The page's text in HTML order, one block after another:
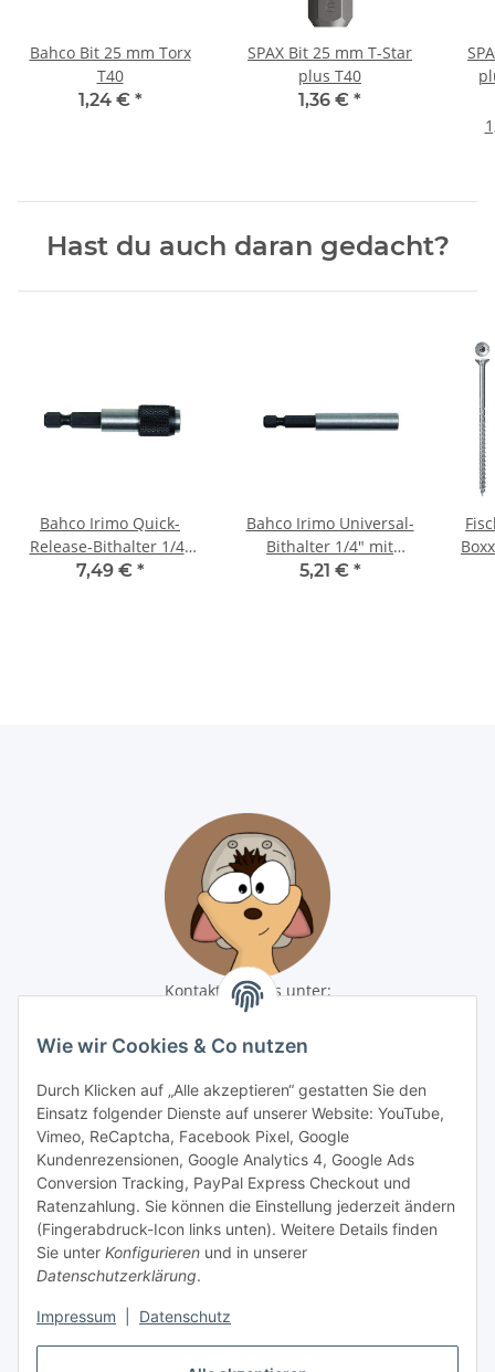
Wie wir Cookies & Co nutzen
Durch Klicken auf „Alle akzeptieren“ gestatten Sie den
Einsatz folgender Dienste auf unserer Website: YouTube,
Vimeo, ReCaptcha, Facebook Pixel, Google
Kundenrezensionen, Google Analytics 4, Google Ads
Conversion Tracking, PayPal Express Checkout und
Ratenzahlung. Sie können die Einstellung jederzeit ändern
(Fingerabdruck-Icon links unten). Weitere Details finden
Sie unter Konfigurieren und in unserer
Datenschutzerklärung.
Impressum Datenschutz
Bahco Bit 25 mm Torx
T40
1,24 € *
SPAX Bit 25 mm T-Star
plus T40
1,36 € *
Hast du auch daran gedacht?
Bahco Irimo Quick-
Release-Bithalter 1/4"
Schnellwechsel - 60 mm
7,49 € *
Bahco Irimo Universal-
Bithalter 1/4" mit
Dauermagnet - 74 mm
5,21 € *
Kontaktiere uns unter:
shop@baunativ.de
+49 3435 66699899
Gesetzliche Informationen
Zahlungsmöglichkeiten